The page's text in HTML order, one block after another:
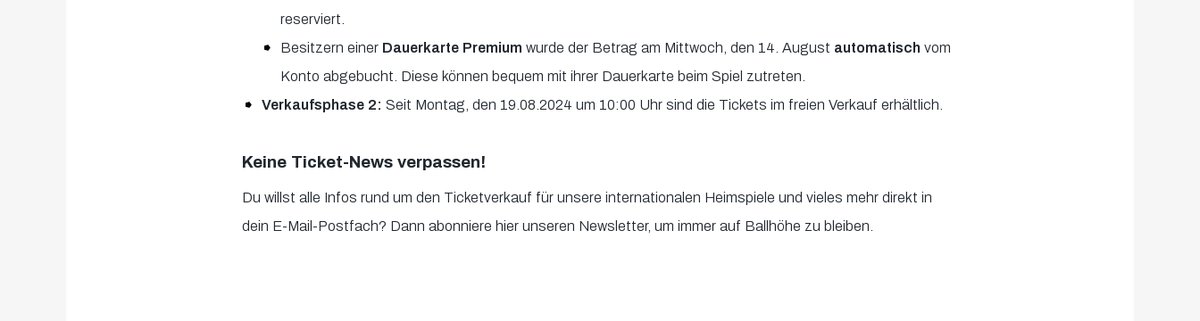
reserviert.
Besitzern einer Dauerkarte Premium wurde der Betrag am Mittwoch, den 14. August automatischvom
Konto abgebucht. Diese können bequem mit ihrer Dauerkarte beim Spiel zutreten.
Verkaufsphase 2: Seit Montag, den 19.08.2024 um 10:00 Uhr sind die Tickets im freien Verkauf erhältlich.
Keine Ticket-News verpassen!
Du willst alle Infos rund um den Ticketverkauf für unsere internationalen Heimspiele und vieles mehr direkt in
dein E-Mail-Postfach? Dann abonniere hier unseren Newsletter, um immer auf Ballhöhe zu bleiben.